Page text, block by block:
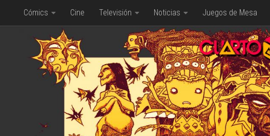
Saltar al contenido
Cómics Cine Televisión Noticias Juegos de Mesa